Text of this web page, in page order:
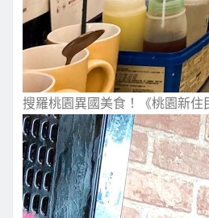
搜羅桃園異國美食！《桃園新住